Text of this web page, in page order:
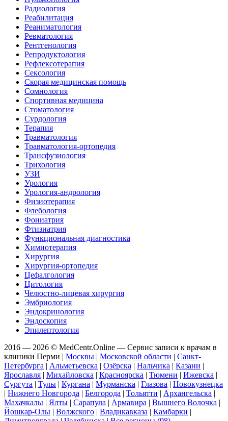
Радиология
Реабилитация
Реаниматология
Ревматология
Рентгенология
Репродуктология
Рефлексотерапия
Сексология
Скорая медицинская помощь
Сомнология
Спортивная медицина
Стоматология
Сурдология
Терапия
Травматология
Травматология-ортопедия
Трансфузиология
Трихология
УЗИ
Урология
Урология-андрология
Физиотерапия
Флебология
Фониатрия
Фтизиатрия
Функциональная диагностика
Химиотерапия
Хирургия
Хирургия-ортопедия
Цефалгология
Цитология
Челюстно-лицевая хирургия
Эмбриология
Эндокринология
Эндоскопия
Эпилептология
2016 — 2026 © MedCentr.Online — Сервис записи к врачам в
клиники Перми | Москвы | Московской области | Санкт-
Петербурга | Альметьевска | Озёрска | Нальчика | Казани |
Ярославля | Михайловска | Красноярска | Тюмени | Ижевска |
Сургута | Тулы | Кургана | Мурманска | Глазова | Новокузнецка
| Нижнего Новгорода | Белгорода | Тольятти | Архангельска |
Махачкалы | Ялты | Сарапула | Армавира | Вышнего Волочка |
Йошкар-Олы | Волжского | Владикавказа | Камбарки |